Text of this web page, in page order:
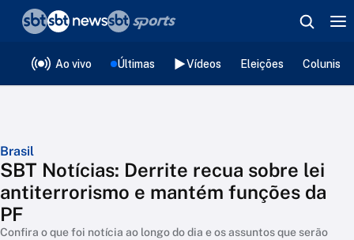
Ao vivo Últimas Vídeos Eleições
Brasil
SBT Notícias: Derrite recua sobre lei
antiterrorismo e mantém funções da
PF
Confira o que foi notícia ao longo do dia e os assuntos que serão
❮voltar
Editorias